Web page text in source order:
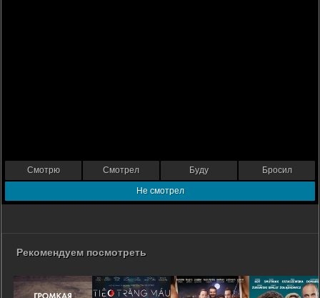
Смотрю Смотрел Буду Бросил
Не смотрел
Рекомендуем посмотреть